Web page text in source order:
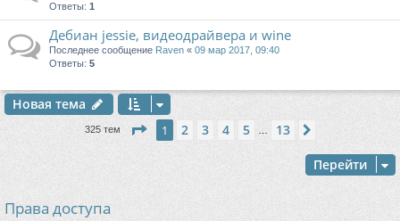
Ответы: 1
Дебиан jessie, видеодрайвера и wine
Последнее сообщение Raven « 09 мар 2017, 09:40
Ответы: 5
Новая тема
325 тем Страница из 13
1 2 3 4 5 13
Перейти
Права доступа